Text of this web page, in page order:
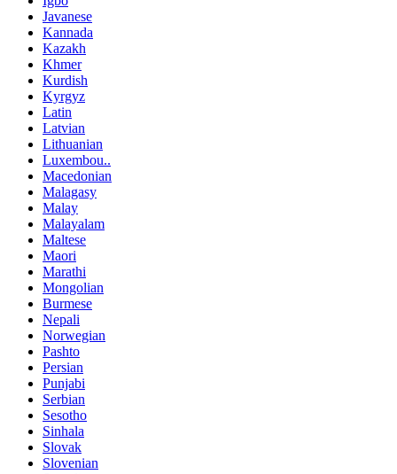
Javanese
Kannada
Kazakh
Khmer
Kurdish
Kyrgyz
Latin
Latvian
Lithuanian
Luxembou..
Macedonian
Malagasy
Malay
Malayalam
Maltese
Maori
Marathi
Mongolian
Burmese
Nepali
Norwegian
Pashto
Persian
Punjabi
Serbian
Sesotho
Sinhala
Slovak
Slovenian